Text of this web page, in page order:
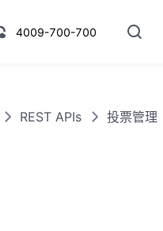
4009-700-700
REST APIs 投票管理